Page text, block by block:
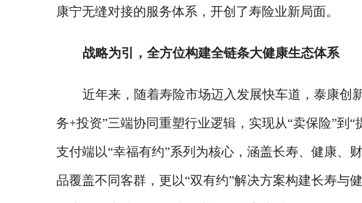
康宁无缝对接的服务体系，开创了寿险业新局面。
战略为引，全方位构建全链条大健康生态体系
近年来，随着寿险市场迈入发展快车道，泰康创
务+投资”三端协同重塑行业逻辑，实现从“卖保险”到“
支付端以“幸福有约”系列为核心，涵盖长寿、健康、
品覆盖不同客群，更以“双有约”解决方案构建长寿与